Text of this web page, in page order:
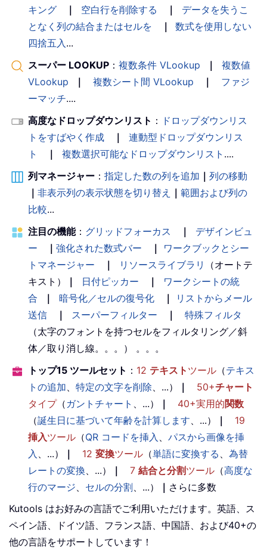
キング
｜ 空白行を削除する ｜
データを失うこ
となく列の結合またはセルを
｜
数式を使用しない
四捨五入...
スーパー LOOKUP ： 複数条件 VLookup ｜
複数値
VLookup
｜ 複数シート間 VLookup ｜
ファジ
ーマッチ....
高度なドロップダウンリスト ： ドロップダウンリス
トをすばやく作成
｜
連動型ドロップダウンリス
ト
｜ 複数選択可能なドロップダウンリスト ....
列マネージャー ： 指定した数の列を追加 ｜ 列の移動
｜ 非表示列の表示状態を切り替え ｜ 範囲および列の
比較...
注目の機能： グリッドフォーカス ｜
デザインビュ
ー
｜ 強化された数式バー ｜
ワークブックとシー
トマネージャー
｜ リソースライブラリ
（オートテ
キスト）
｜ 日付ピッカー ｜
ワークシートの統
合
｜ 暗号化／セルの復号化 ｜
リストからメール
送信
｜ スーパーフィルター ｜
特殊フィルタ
（太字のフォントを持つセルをフィルタリング／斜
体／取り消し線。。。） 。。。
トップ15 ツールセット ： 12 テキスト ツール （テキス
トの追加、 特定の文字を削除、...） ｜ 50+チャート
タイプ（ ガントチャート 、...） ｜ 40+実用的関数
（誕生日に基づいて年齢を計算します、...） ｜
19
挿入ツール （QR コードを挿入 、 パスから画像を挿
入 、...） ｜ 12 変換ツール （単語に変換する 、 為替
レートの変換、...） ｜ 7 結合と分割ツール （高度な
行のマージ、 セルの分割、...） ｜ さらに多数
Kutools はお好みの言語でご利用いただけます。英語、ス
ペイン語、ドイツ語、フランス語、中国語、および40+の
他の言語をサポートしています！